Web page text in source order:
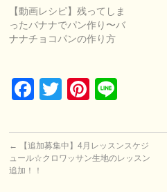
【動画レシピ】残ってしま
ったバナナでパン作り〜バ
ナナチョコパンの作り方
Facebook
TwitterPinterest
←
【追加募集中】4月レッスンスケジ
ュール☆クロワッサン生地のレッスン
追加！！